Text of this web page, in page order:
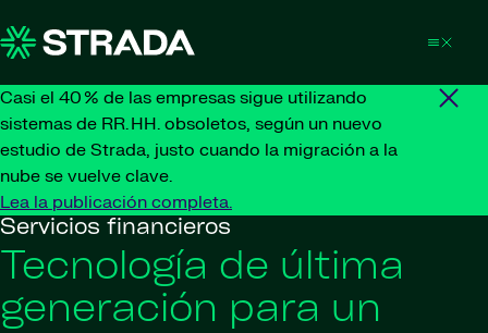
Casi el 40 % de las empresas sigue utilizando
sistemas de RR. HH. obsoletos, según un nuevo
estudio de Strada, justo cuando la migración a la
nube se vuelve clave.
Lea la publicación completa.
Servicios financieros
Tecnología de última
generación para un